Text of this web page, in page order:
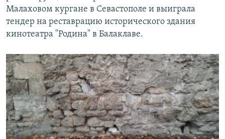
Малаховом кургане в Севастополе и выиграла
тендер на реставрацию исторического здания
кинотеатра "Родина" в Балаклаве.